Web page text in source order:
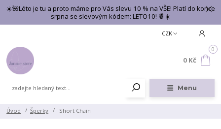
☀️🌺Léto je tu a proto máme pro Vás slevu 10 % na VŠE! Platí do konce
srpna se slevovým kódem: LETO10! 🍍☀️
Menu
CZK
0
0 Kč
Úvod Šperky Short Chain